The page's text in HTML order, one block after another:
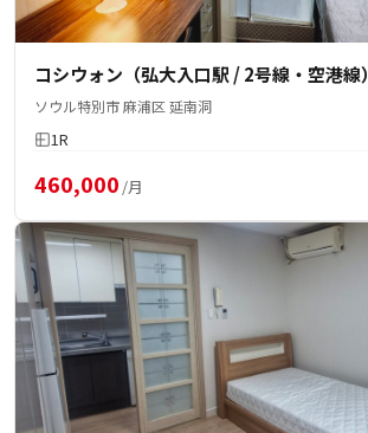
コシウォン（弘大入口駅 / 2号線・空港線）
ソウル特別市 麻浦区 延南洞
1R
460,000 /月